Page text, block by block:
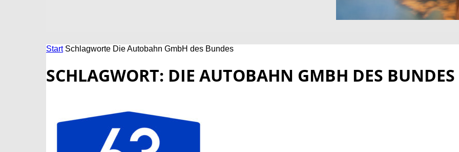
Start Schlagworte Die Autobahn GmbH des Bundes
SCHLAGWORT: DIE AUTOBAHN GMBH DES BUNDES